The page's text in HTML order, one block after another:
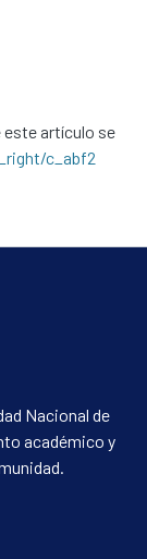
este artículo se
c_abf2
Nacional de
académico y